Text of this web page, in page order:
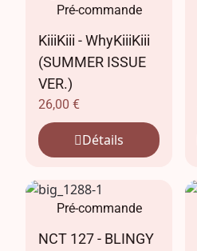
Pré-commande
KiiiKiii - WhyKiiiKiii
(SUMMER ISSUE
VER.)
26,00€
Détails
Pré-commande
NCT 127 - BLINGY